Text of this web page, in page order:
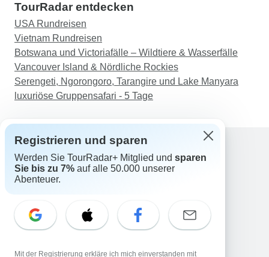
TourRadar entdecken
USA Rundreisen
Vietnam Rundreisen
Botswana und Victoriafälle – Wildtiere & Wasserfälle
Vancouver Island & Nördliche Rockies
Serengeti, Ngorongoro, Tarangire und Lake Manyara
luxuriöse Gruppensafari - 5 Tage
Support
Kontakt
Schweiz +41 225 183 195
E-Mail: support@tourradar.com
Registrieren und sparen
Werden Sie TourRadar+ Mitglied und sparen
Sie bis zu 7% auf alle 50.000 unserer
Abenteuer.
Mit der Registrierung erkläre ich mich einverstanden mit